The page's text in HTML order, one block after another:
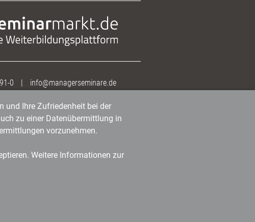
0 | info@managerseminare.de
und Ihre Zufriedenheit bei der
zu einer Datenübermittlung in
vorzunehmen.
Weitere Informationen zur